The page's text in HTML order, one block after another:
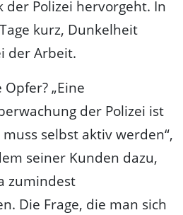
Polizei hervorgeht. In
kurz, Dunkelheit
der Arbeit.
„Eine
der Polizei ist
selbst aktiv werden“,
seiner Kunden dazu,
zumindest
Die Frage, die man sich